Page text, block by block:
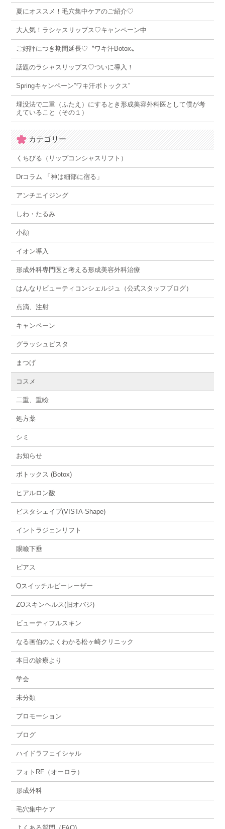
夏にオススメ！毛穴集中ケアのご紹介♡
大人気！ラシャスリップス♡キャンペーン中
ご好評につき期間延長♡〝ワキ汗Botox〟
話題のラシャスリップス♡ついに導入！
Springキャンペーン”ワキ汗ボトックス”
埋没法で二重（ふたえ）にするとき形成美容外科医として僕が考
えていること（その１）
カテゴリー
くちびる（リップコンシャスリフト）
Drコラム 「神は細部に宿る」
アンチエイジング
しわ・たるみ
小顔
イオン導入
形成外科専門医と考える形成美容外科治療
はんなりビューティコンシェルジュ（公式スタッフブログ）
点滴、注射
キャンペーン
グラッシュビスタ
まつげ
コスメ
二重、重瞼
処方薬
シミ
お知らせ
ボトックス (Botox)
ヒアルロン酸
ビスタシェイプ(VISTA-Shape)
イントラジェンリフト
眼瞼下垂
ピアス
Qスイッチルビーレーザー
ZOスキンヘルス(旧オバジ)
ビューティフルスキン
なる画伯のよくわかる松ヶ崎クリニック
本日の診療より
学会
未分類
プロモーション
ブログ
ハイドラフェイシャル
フォトRF（オーロラ）
形成外科
毛穴集中ケア